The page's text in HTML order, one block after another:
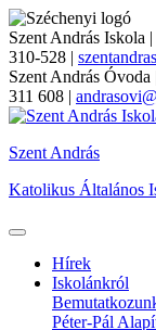
Szent András Iskola
310-528 |
Szent András Óvoda
311 608 |
Szent András
Katolikus Általános
Hírek
Iskolánkról
Péter-Pál